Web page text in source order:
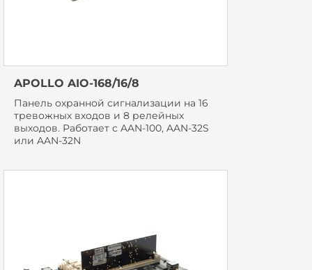
APOLLO AIO-168/16/8
Панель охранной сигнализации на 16
тревожных входов и 8 релейных
выходов. Работает с AAN-100, AAN-32S
или AAN-32N